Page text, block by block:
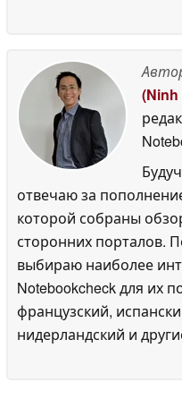
отвечаю за
которой собраны
сторонних порталов.
выбираю наиболее
Notebookcheck для их
французский,
нидерландский и